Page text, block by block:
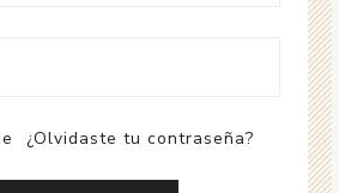
¿Olvidaste tu contraseña?